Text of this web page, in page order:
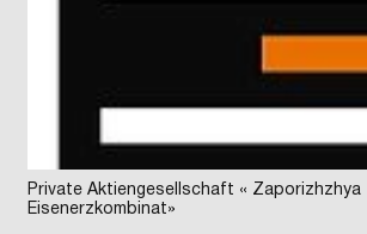
Private Aktiengesellschaft « Zaporizhzhya
Eisenerzkombinat»